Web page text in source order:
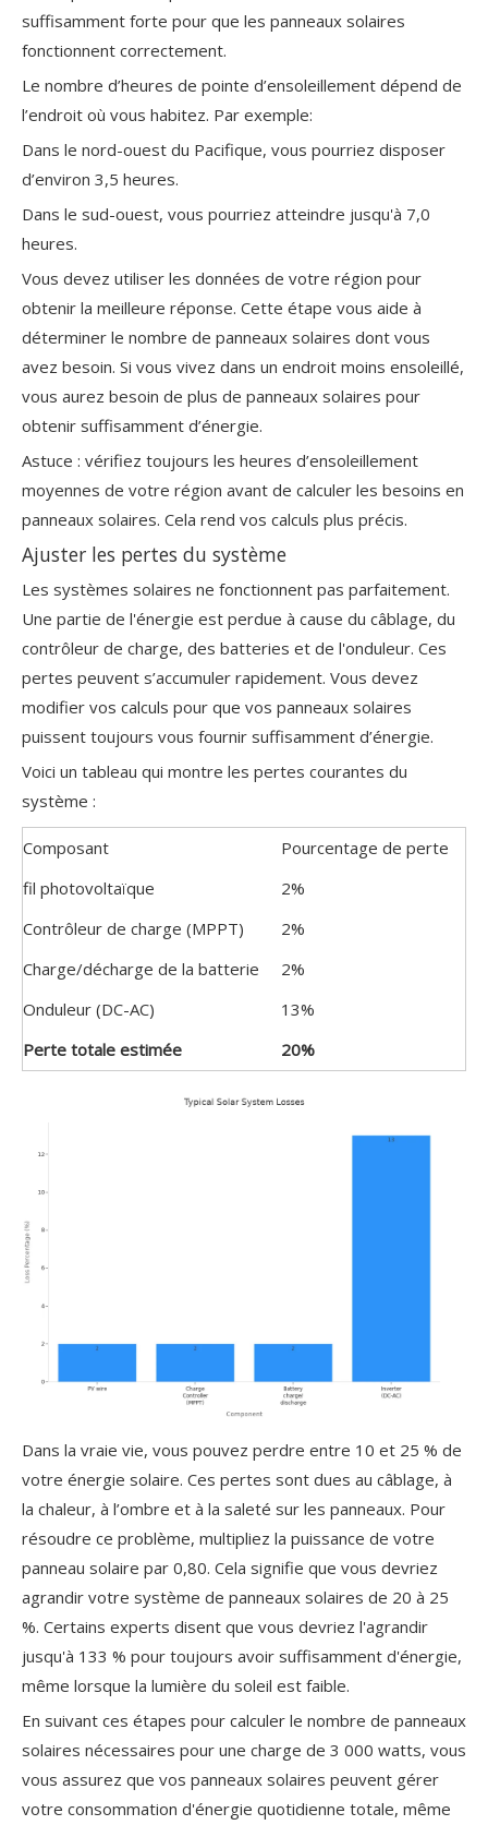
suffisamment forte pour que les panneaux solaires
fonctionnent correctement.
Le nombre d’heures de pointe d’ensoleillement dépend de
l’endroit où vous habitez. Par exemple:
Dans le nord-ouest du Pacifique, vous pourriez disposer
d’environ 3,5 heures.
Dans le sud-ouest, vous pourriez atteindre jusqu'à 7,0
heures.
Vous devez utiliser les données de votre région pour
obtenir la meilleure réponse. Cette étape vous aide à
déterminer le nombre de panneaux solaires dont vous
avez besoin. Si vous vivez dans un endroit moins ensoleillé,
vous aurez besoin de plus de panneaux solaires pour
obtenir suffisamment d’énergie.
Astuce : vérifiez toujours les heures d’ensoleillement
moyennes de votre région avant de calculer les besoins en
panneaux solaires. Cela rend vos calculs plus précis.
Ajuster les pertes du système
Les systèmes solaires ne fonctionnent pas parfaitement.
Une partie de l'énergie est perdue à cause du câblage, du
contrôleur de charge, des batteries et de l'onduleur. Ces
pertes peuvent s’accumuler rapidement. Vous devez
modifier vos calculs pour que vos panneaux solaires
puissent toujours vous fournir suffisamment d’énergie.
Voici un tableau qui montre les pertes courantes du
système :
Composant
Pourcentage de perte
fil photovoltaïque
2%
Contrôleur de charge (MPPT)
2%
Charge/décharge de la batterie
2%
Onduleur (DC-AC)
13%
Perte totale estimée
20%
Dans la vraie vie, vous pouvez perdre entre 10 et 25 % de
votre énergie solaire. Ces pertes sont dues au câblage, à
la chaleur, à l’ombre et à la saleté sur les panneaux. Pour
résoudre ce problème, multipliez la puissance de votre
panneau solaire par 0,80. Cela signifie que vous devriez
agrandir votre système de panneaux solaires de 20 à 25
%. Certains experts disent que vous devriez l'agrandir
jusqu'à 133 % pour toujours avoir suffisamment d'énergie,
même lorsque la lumière du soleil est faible.
En suivant ces étapes pour calculer le nombre de panneaux
solaires nécessaires pour une charge de 3 000 watts, vous
vous assurez que vos panneaux solaires peuvent gérer
votre consommation d'énergie quotidienne totale, même